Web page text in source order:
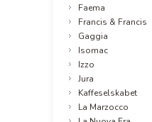
Faema
Francis & Francis
Gaggia
Isomac
Izzo
Jura
Kaffeselskabet
La Marzocco